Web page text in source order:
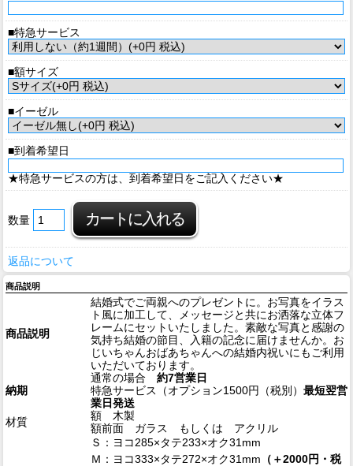
■特急サービス
■額サイズ
■イーゼル
■到着希望日
★特急サービスの方は、到着希望日をご記入ください★
数量
返品について
商品説明
商品説明
結婚式でご両親へのプレゼントに。お写真をイラス
ト風に加工して、メッセージと共にお洒落な立体フ
レームにセットいたしました。素敵な写真と感謝の
気持ち結婚の節目、入籍の記念に届けませんか。お
じいちゃんおばあちゃんへの結婚内祝いにもご利用
いただいております。
納期
通常の場合 約7営業日
特急サービス（オプション1500円（税別） 最短翌営
業日発送
材質
額 木製
額前面 ガラス もしくは アクリル
Ｓ：ヨコ285×タテ233×オク31mm
Ｍ：ヨコ333×タテ272×オク31mm （＋2000円・税